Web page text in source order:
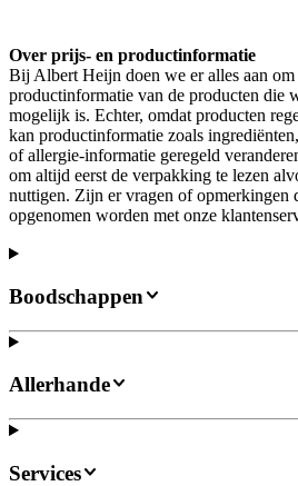
Over prijs- en productinformatie
Bij Albert Heijn doen we er alles aan om
productinformatie van de producten die
mogelijk is. Echter, omdat producten
kan productinformatie zoals
of allergie-informatie geregeld
om altijd eerst de verpakking te lezen
nuttigen. Zijn er vragen of opmerkingen
opgenomen worden met onze
Boodschappen
Allerhande
Services